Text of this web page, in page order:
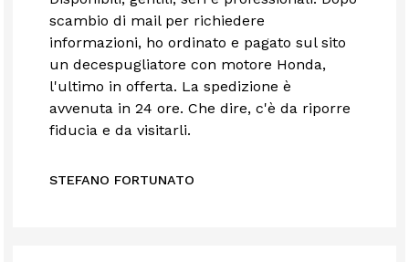
scambio di mail per richiedere
informazioni, ho ordinato e pagato sul sito
un decespugliatore con motore Honda,
l'ultimo in offerta. La spedizione è
avvenuta in 24 ore. Che dire, c'è da riporre
fiducia e da visitarli.
STEFANO FORTUNATO